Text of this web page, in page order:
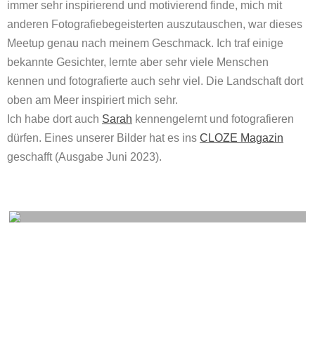
immer sehr inspirierend und motivierend finde, mich mit
anderen Fotografiebegeisterten auszutauschen, war dieses
Meetup genau nach meinem Geschmack. Ich traf einige
bekannte Gesichter, lernte aber sehr viele Menschen
kennen und fotografierte auch sehr viel. Die Landschaft dort
oben am Meer inspiriert mich sehr.
Ich habe dort auch Sarah kennengelernt und fotografieren
dürfen. Eines unserer Bilder hat es ins CLOZE Magazin
geschafft (Ausgabe Juni 2023).